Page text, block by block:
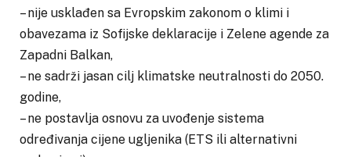
– nije usklađen sa Evropskim zakonom o klimi i
obavezama iz Sofijske deklaracije i Zelene agende za
Zapadni Balkan,
– ne sadrži jasan cilj klimatske neutralnosti do 2050.
godine,
– ne postavlja osnovu za uvođenje sistema
određivanja cijene ugljenika (ETS ili alternativni